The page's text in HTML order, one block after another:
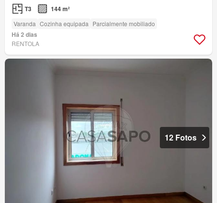
T3 144 m²
Varanda Cozinha equipada Parcialmente mobiliado
Há 2 dias
RENTOLA
12 Fotos